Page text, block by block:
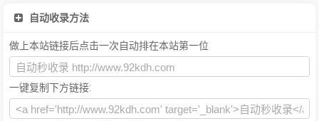
自动收录方法
做上本站链接后点击一次自动排在本站第一位
一键复制下方链接: